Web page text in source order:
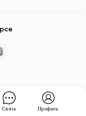
Связь Профиль